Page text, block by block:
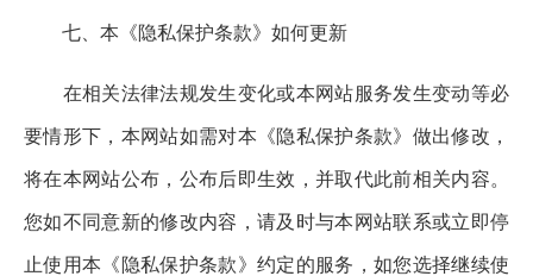
七、本《隐私保护条款》如何更新
在相关法律法规发生变化或本网站服务发生变动等必
要情形下，本网站如需对本《隐私保护条款》做出修改，
将在本网站公布，公布后即生效，并取代此前相关内容。
您如不同意新的修改内容，请及时与本网站联系或立即停
止使用本《隐私保护条款》约定的服务，如您选择继续使